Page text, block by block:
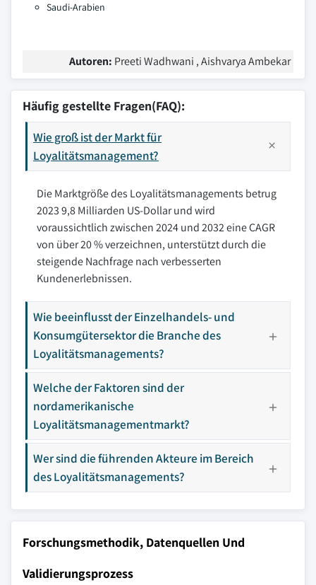
Saudi-Arabien
Autoren: Preeti Wadhwani , Aishvarya Ambekar
Häufig gestellte Fragen(FAQ):
Wie groß ist der Markt für
Loyalitätsmanagement?
Die Marktgröße des Loyalitätsmanagements betrug
2023 9,8 Milliarden US-Dollar und wird
voraussichtlich zwischen 2024 und 2032 eine CAGR
von über 20 % verzeichnen, unterstützt durch die
steigende Nachfrage nach verbesserten
Kundenerlebnissen.
Wie beeinflusst der Einzelhandels- und
Konsumgütersektor die Branche des
Loyalitätsmanagements?
Welche der Faktoren sind der
nordamerikanische
Loyalitätsmanagementmarkt?
Wer sind die führenden Akteure im Bereich
des Loyalitätsmanagements?
Forschungsmethodik, Datenquellen Und
Validierungsprozess